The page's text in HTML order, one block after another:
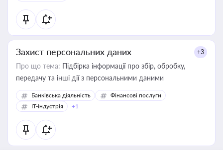
Захист персональних даних +3
Про що тема: Підбірка інформації про збір, обробку,
передачу та інші дії з персональними даними
Банківська діяльність
Фінансові послуги
IT-індустрія
+1